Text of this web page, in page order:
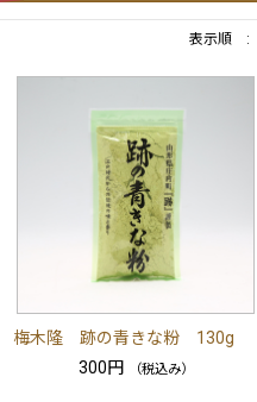
表示順 :
梅木隆 跡の青きな粉 130g
300円
（税込み）